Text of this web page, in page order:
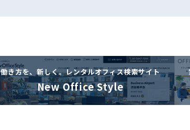
働き方を、新しく。レンタルオフィス検索サイト
New Office Style